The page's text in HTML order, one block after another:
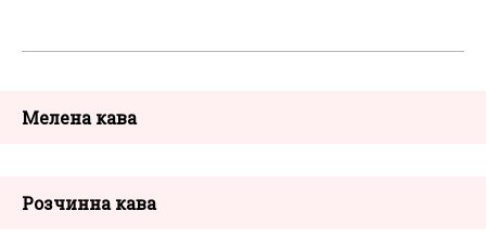
Мелена кава
Розчинна кава